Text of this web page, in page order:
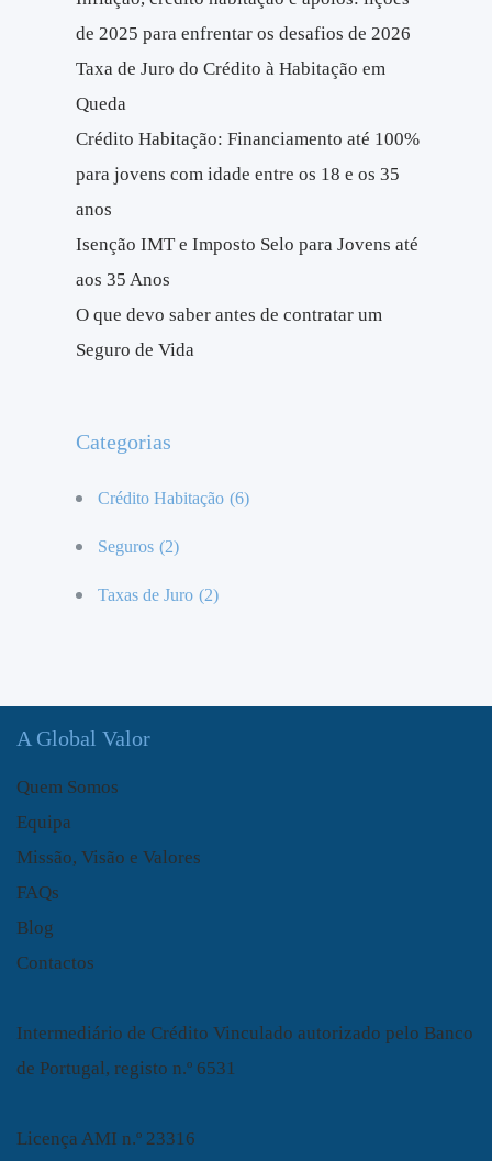
de 2025 para enfrentar os desafios de 2026
Taxa de Juro do Crédito à Habitação em
Queda
Crédito Habitação: Financiamento até 100%
para jovens com idade entre os 18 e os 35
anos
Isenção IMT e Imposto Selo para Jovens até
aos 35 Anos
O que devo saber antes de contratar um
Seguro de Vida
Categorias
Crédito Habitação (6)
Seguros (2)
Taxas de Juro (2)
A Global Valor
Quem Somos
Equipa
Missão, Visão e Valores
FAQs
Blog
Contactos
Intermediário de Crédito Vinculado autorizado pelo Banco
de Portugal, registo n.º 6531
Licença AMI n.º 23316